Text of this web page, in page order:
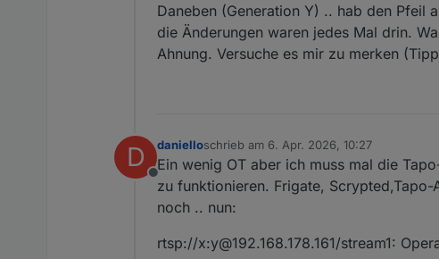
Daneben (Generation Y) .. hab den Pfeil
die Änderungen waren jedes Mal drin.
Ahnung. Versuche es mir zu merken
D
Offline
danielloschrieb am 6. Apr. 2026, 10:27
zuletzt editiert von
Ein wenig OT aber ich muss mal die
zu funktionieren. Frigate,
noch .. nun:
rtsp://x:y@192.168.178.161/stream1: